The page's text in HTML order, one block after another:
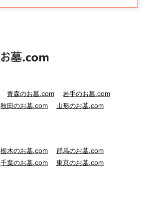
青森のお墓.com
岩手のお墓.com
秋田のお墓.com
山形のお墓.com
栃木のお墓.com
群馬のお墓.com
千葉のお墓.com
東京のお墓.com